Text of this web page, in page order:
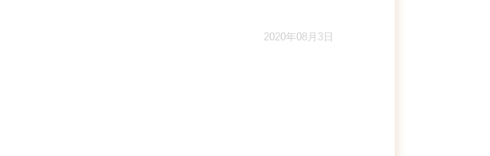
2020年08月3日